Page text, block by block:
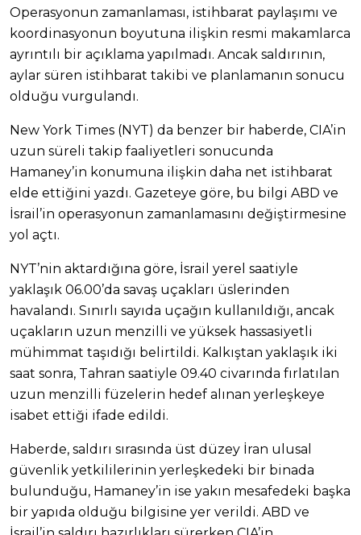
Operasyonun zamanlaması, istihbarat paylaşımı ve
koordinasyonun boyutuna ilişkin resmi makamlarca
ayrıntılı bir açıklama yapılmadı. Ancak saldırının,
aylar süren istihbarat takibi ve planlamanın sonucu
olduğu vurgulandı.
New York Times (NYT) da benzer bir haberde, CIA’in
uzun süreli takip faaliyetleri sonucunda
Hamaney’in konumuna ilişkin daha net istihbarat
elde ettiğini yazdı. Gazeteye göre, bu bilgi ABD ve
İsrail’in operasyonun zamanlamasını değiştirmesine
yol açtı.
NYT’nin aktardığına göre, İsrail yerel saatiyle
yaklaşık 06.00’da savaş uçakları üslerinden
havalandı. Sınırlı sayıda uçağın kullanıldığı, ancak
uçakların uzun menzilli ve yüksek hassasiyetli
mühimmat taşıdığı belirtildi. Kalkıştan yaklaşık iki
saat sonra, Tahran saatiyle 09.40 civarında fırlatılan
uzun menzilli füzelerin hedef alınan yerleşkeye
isabet ettiği ifade edildi.
Haberde, saldırı sırasında üst düzey İran ulusal
güvenlik yetkililerinin yerleşkedeki bir binada
bulunduğu, Hamaney’in ise yakın mesafedeki başka
bir yapıda olduğu bilgisine yer verildi. ABD ve